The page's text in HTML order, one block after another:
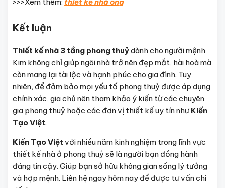
Kết luận
Thiết kế nhà 3 tầng phong thuỷdành cho người mệnh
Kim không chỉ giúp ngôi nhà trở nên đẹp mắt, hài hoà mà
còn mang lại tài lộc và hạnh phúc cho gia đình. Tuy
nhiên, để đảm bảo mọi yếu tố phong thuỷ được áp dụng
chính xác, gia chủ nên tham khảo ý kiến từ các chuyên
gia phong thuỷ hoặc các đơn vị thiết kế uy tín như Kiến
Tạo Việt.
Kiến Tạo Việt với nhiều năm kinh nghiệm trong lĩnh vực
thiết kế nhà ở phong thuỷ sẽ là người bạn đồng hành
đáng tin cậy. Giúp bạn sở hữu không gian sống lý tưởng
và hợp mệnh. Liên hệ ngay hôm nay để được tư vấn chi